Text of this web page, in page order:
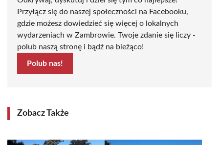
Przyłącz się do naszej społeczności na Facebooku,
gdzie możesz dowiedzieć się więcej o lokalnych
wydarzeniach w Zambrowie. Twoje zdanie się liczy -
polub naszą stronę i bądź na bieżąco!
Polub nas!
Zobacz Także